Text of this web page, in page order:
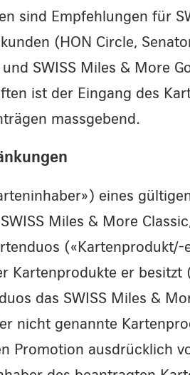
sind Empfehlungen für
(HON Circle,
SWISS Miles & More
ist der Eingang des
massgebend.
eines
Miles & More
Kartenprodukte er besitzt
das SWISS Miles &
nicht genannte
Promotion ausdrücklich